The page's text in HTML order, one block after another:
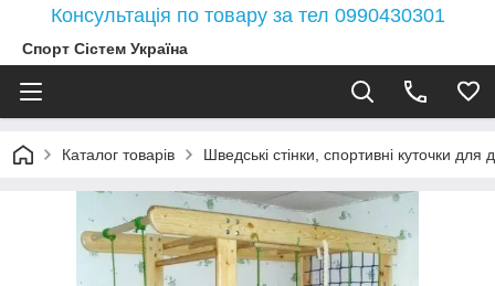
Консультація по товару за тел 0990430301
Спорт Сістем Україна
Каталог товарів Шведські стінки, спортивні куточки для